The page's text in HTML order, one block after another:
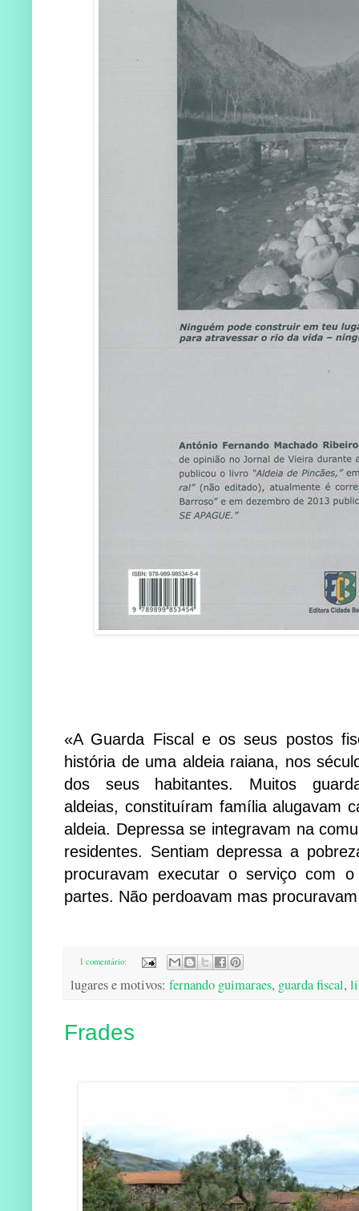
«A Guarda Fiscal e os seus postos
história de uma aldeia raiana, nos
dos seus habitantes. Muitos
aldeias, constituíram família alugavam
aldeia. Depressa se integravam na
residentes. Sentiam depressa a
procuravam executar o serviço com
partes. Não perdoavam mas
1 comentário:
lugares e motivos: fernando guimaraes, guarda fiscal,
Frades